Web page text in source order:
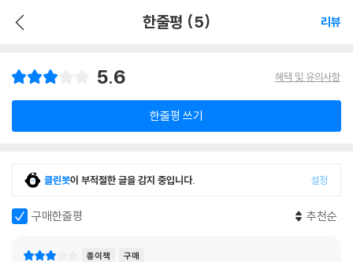
한줄평 (5) 리뷰
5.6 혜택 및 유의사항
한줄평 쓰기
클린봇이 부적절한 글을 감지 중입니다. 설정
구매한줄평 추천순
종이책 구매